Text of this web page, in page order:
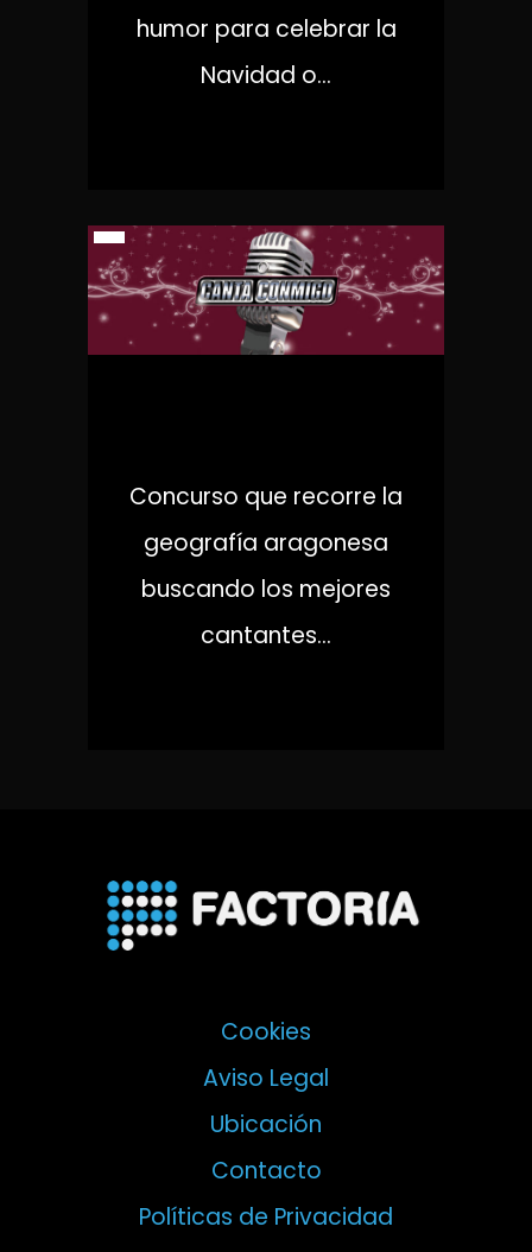
humor para celebrar la
Navidad o...
Concurso que recorre la
geografía aragonesa
buscando los mejores
cantantes...
Cookies
Aviso Legal
Ubicación
Contacto
Políticas de Privacidad